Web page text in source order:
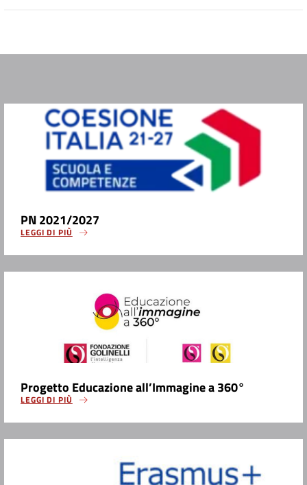
PN 2021/2027
LEGGI DI PIÙ
Progetto Educazione all’Immagine a 360°
LEGGI DI PIÙ